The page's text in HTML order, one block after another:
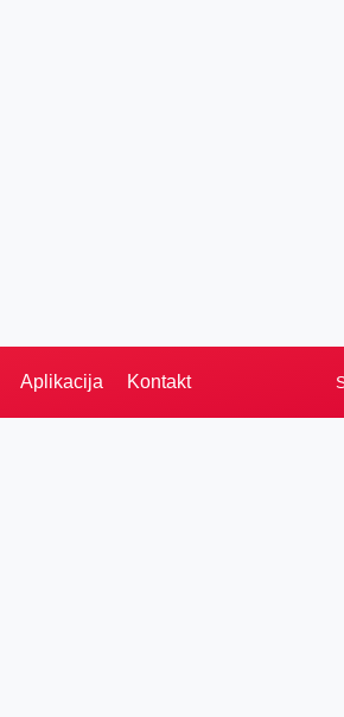
Aplikacija Kontakt